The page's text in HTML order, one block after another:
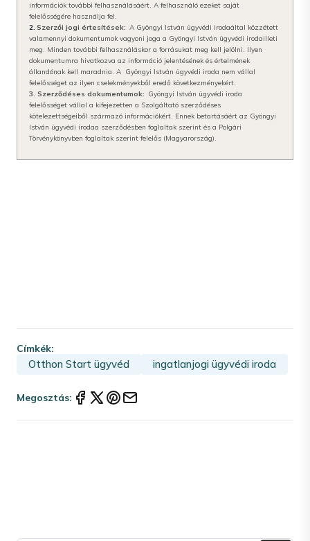
információk további felhasználásáért. A felhasználó ezeket saját
felelősségére használja fel.
2. Szerzői jogi értesítések: A Gyöngyi István ügyvédi irodaáltal közzétett
valamennyi dokumentumok vagyoni joga a Gyöngyi István ügyvédi irodailleti
meg. Minden további felhasználáskor a forrásukat meg kell jelölni. Ilyen
dokumentumra hivatkozva az információ jelentésének és értelmének
állandónak kell maradnia. A Gyöngyi István ügyvédi iroda nem vállal
felelősséget az ilyen cselekményekből eredő következményekért.
3. Szerződéses dokumentumok: Gyöngyi István ügyvédi iroda
felelősséget vállal a kifejezetten a Szolgáltató szerződéses
kötelezettségeiből származó információkért. Ennek betartásáért az Gyöngyi
István ügyvédi irodaa szerződésben foglaltak szerint és a Polgári
Törvénykönyvben foglaltak szerint felelős (Magyarország).
Címkék:
Otthon Start ügyvéd ingatlanjogi ügyvédi iroda
Megosztás: